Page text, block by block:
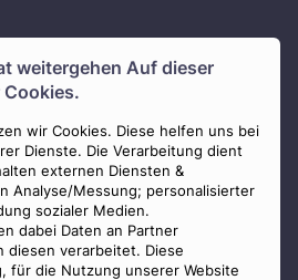
weitergehen Auf dieser
wir Cookies. Diese helfen uns bei
Dienste. Die Verarbeitung dient
externen Diensten &
Analyse/Messung; personalisierter
sozialer Medien.
dabei Daten an Partner
diesen verarbeitet. Diese
für die Nutzung unserer Website